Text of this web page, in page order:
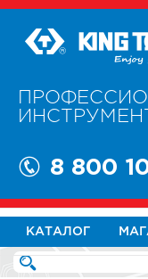
8 800
КАТАЛОГ